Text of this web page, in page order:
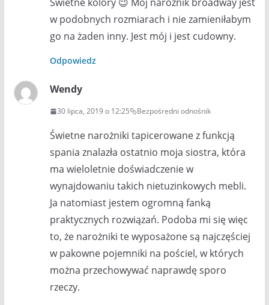
w podobnych rozmiarach i nie zamieniłabym
go na żaden inny. Jest mój i jest cudowny.
Odpowiedz
Wendy
30 lipca, 2019 o 12:25 Bezpośredni odnośnik
Świetne narożniki tapicerowane z funkcją
spania znalazła ostatnio moja siostra, która
ma wieloletnie doświadczenie w
wynajdowaniu takich nietuzinkowych mebli.
Ja natomiast jestem ogromną fanką
praktycznych rozwiązań. Podoba mi się więc
to, że narożniki te wyposażone są najczęściej
w pakowne pojemniki na pościel, w których
można przechowywać naprawdę sporo
rzeczy.